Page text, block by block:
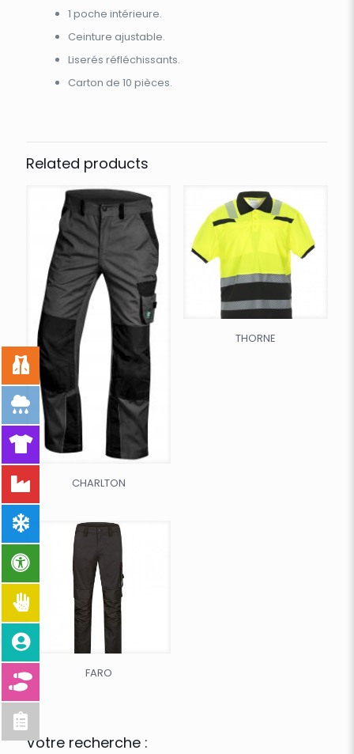
1 poche intérieure.
Ceinture ajustable.
Liserés réfléchissants.
Carton de 10 pièces.
Related products
CHARLTON
THORNE
FARO
Votre recherche :